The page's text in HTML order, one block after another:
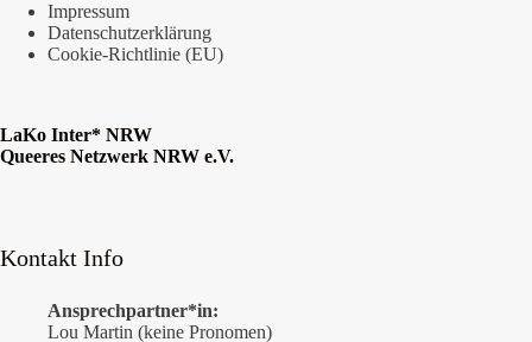
Impressum
Datenschutzerklärung
Cookie-Richtlinie (EU)
LaKo Inter* NRW
Queeres Netzwerk NRW e.V.
Kontakt Info
Ansprechpartner*in:
Lou Martin (keine Pronomen)